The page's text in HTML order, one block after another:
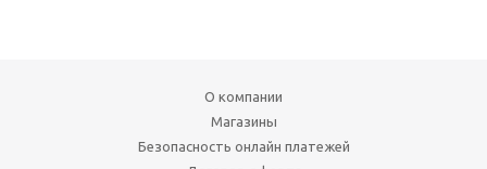
О компании
Магазины
Безопасность онлайн платежей